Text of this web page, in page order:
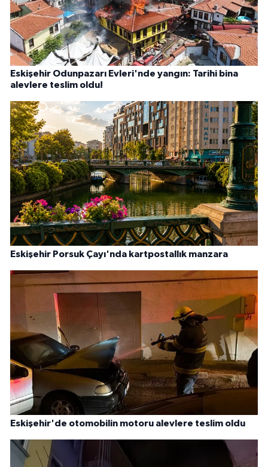
Eskişehir Odunpazarı Evleri'nde yangın: Tarihi bina
alevlere teslim oldu!
Eskişehir Porsuk Çayı'nda kartpostallık manzara
Eskişehir'de otomobilin motoru alevlere teslim oldu